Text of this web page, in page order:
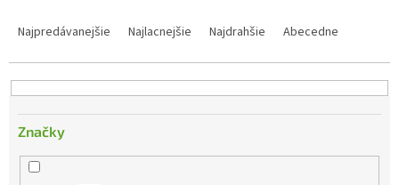
e
Najpredávanejšie Najlacnejšie Najdrahšie Abecedne
Značky